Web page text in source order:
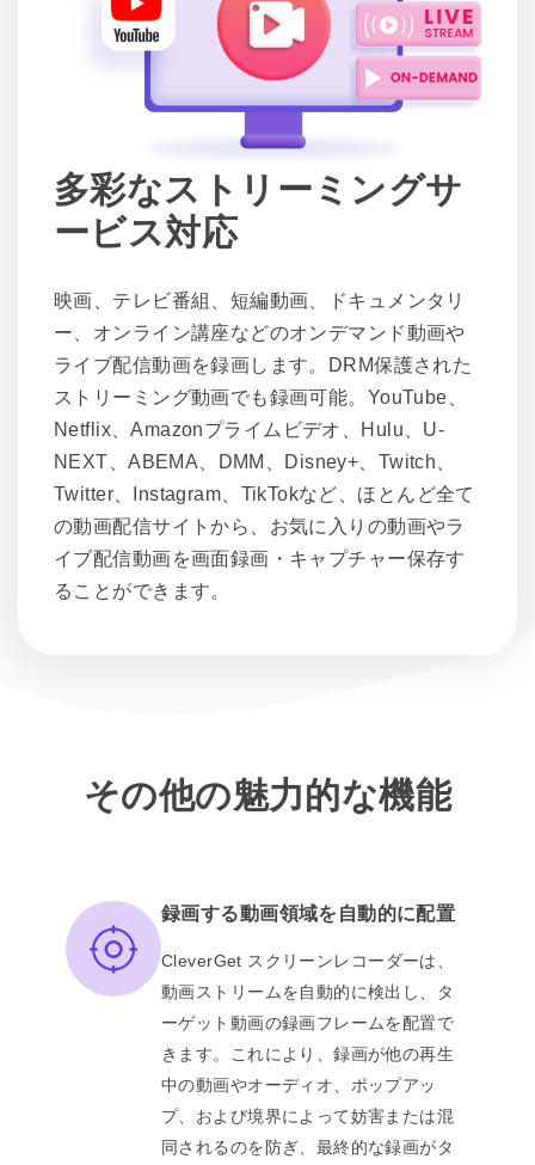
多彩なストリーミングサ
ービス対応
映画、テレビ番組、短編動画、ドキュメンタリ
ー、オンライン講座などのオンデマンド動画や
ライブ配信動画を録画します。DRM保護された
ストリーミング動画でも録画可能。YouTube、
Netflix、Amazonプライムビデオ、Hulu、U-
NEXT、ABEMA、DMM、Disney+、Twitch、
Twitter、Instagram、TikTokなど、ほとんど全て
の動画配信サイトから、お気に入りの動画やラ
イブ配信動画を画面録画・キャプチャー保存す
ることができます。
その他の魅力的な機能
録画する動画領域を自動的に配置
CleverGet スクリーンレコーダーは、
動画ストリームを自動的に検出し、タ
ーゲット動画の録画フレームを配置で
きます。これにより、録画が他の再生
中の動画やオーディオ、ポップアッ
プ、および境界によって妨害または混
同されるのを防ぎ、最終的な録画がタ